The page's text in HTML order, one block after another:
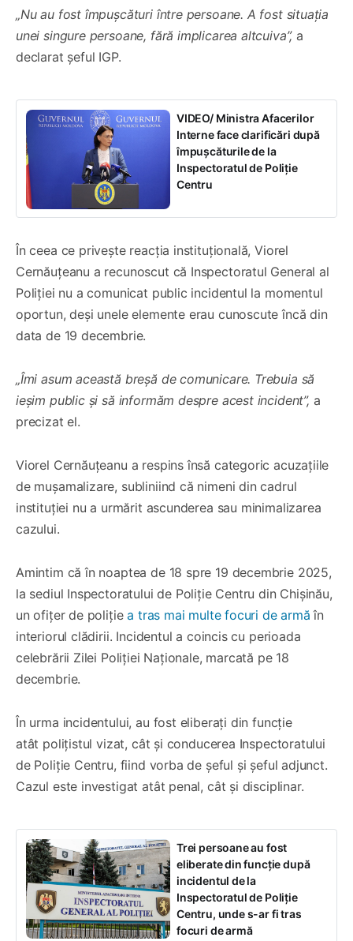
„Nu au fost împușcături între persoane. A fost situația
unei singure persoane, fără implicarea altcuiva”, a
declarat șeful IGP.
VIDEO/ Ministra Afacerilor
Interne face clarificări după
împușcăturile de la
Inspectoratul de Poliție
Centru
În ceea ce privește reacția instituțională, Viorel
Cernăuțeanu a recunoscut că Inspectoratul General al
Poliției nu a comunicat public incidentul la momentul
oportun, deși unele elemente erau cunoscute încă din
data de 19 decembrie.
„Îmi asum această breșă de comunicare. Trebuia să
ieșim public și să informăm despre acest incident”, a
precizat el.
Viorel Cernăuțeanu a respins însă categoric acuzațiile
de mușamalizare, subliniind că nimeni din cadrul
instituției nu a urmărit ascunderea sau minimalizarea
cazului.
Amintim că în noaptea de 18 spre 19 decembrie 2025,
la sediul Inspectoratului de Poliție Centru din Chișinău,
un ofițer de polițiea tras mai multe focuri de armă în
interiorul clădirii. Incidentul a coincis cu perioada
celebrării Zilei Poliției Naționale, marcată pe 18
decembrie.
În urma incidentului, au fost eliberați din funcție
atât polițistul vizat, cât și conducerea Inspectoratului
de Poliție Centru, fiind vorba de șeful și șeful adjunct.
Cazul este investigat atât penal, cât și disciplinar.
Trei persoane au fost
eliberate din funcție după
incidentul de la
Inspectoratul de Poliție
Centru, unde s-ar fi tras
focuri de armă